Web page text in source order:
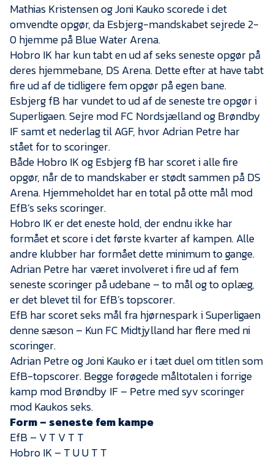
Kontakt
Job i EfB
Presse
Mathias Kristensen og Joni Kauko scorede i det
omvendte opgør, da Esbjerg-mandskabet sejrede 2-
0 hjemme på Blue Water Arena.
Hobro IK har kun tabt en ud af seks seneste opgør på
deres hjemmebane, DS Arena. Dette efter at have tabt
fire ud af de tidligere fem opgør på egen bane.
Esbjerg fB har vundet to ud af de seneste tre opgør i
Superligaen. Sejre mod FC Nordsjælland og Brøndby
IF samt et nederlag til AGF, hvor Adrian Petre har
stået for to scoringer.
Både Hobro IK og Esbjerg fB har scoret i alle fire
opgør, når de to mandskaber er stødt sammen på DS
Arena. Hjemmeholdet har en total på otte mål mod
EfB’s seks scoringer.
Hobro IK er det eneste hold, der endnu ikke har
formået et score i det første kvarter af kampen. Alle
andre klubber har formået dette minimum to gange.
Adrian Petre har været involveret i fire ud af fem
seneste scoringer på udebane – to mål og to oplæg,
er det blevet til for EfB’s topscorer.
EfB har scoret seks mål fra hjørnespark i Superligaen
denne sæson – Kun FC Midtjylland har flere med ni
scoringer.
Adrian Petre og Joni Kauko er i tæt duel om titlen som
EfB-topscorer. Begge forøgede måltotalen i forrige
kamp mod Brøndby IF – Petre med syv scoringer
mod Kaukos seks.
Form – seneste fem kampe
EfB – V T V T T
Hobro IK – T U U T T